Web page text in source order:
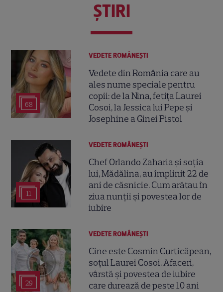
ŞTIRI
68
VEDETE ROMÂNEŞTI
Vedete din România care au
ales nume speciale pentru
copii: de la Nina, fetița Laurei
Cosoi, la Jessica lui Pepe și
Josephine a Ginei Pistol
11
VEDETE ROMÂNEŞTI
Chef Orlando Zaharia și soția
lui, Mădălina, au împlinit 22 de
ani de căsnicie. Cum arătau în
ziua nunții și povestea lor de
iubire
29
VEDETE ROMÂNEŞTI
Cine este Cosmin Curticăpean,
soțul Laurei Cosoi. Afaceri,
vârstă și povestea de iubire
care durează de peste 10 ani